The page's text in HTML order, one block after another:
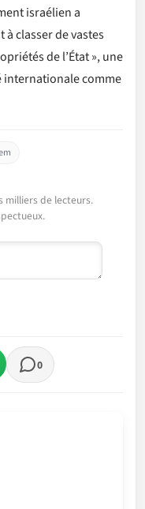
israélien a
classer de vastes
de l’État », une
internationale comme
milliers de lecteurs.
0